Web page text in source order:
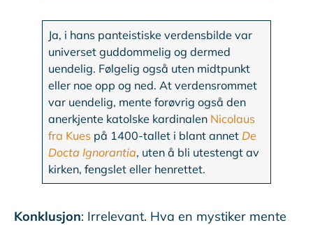
Ja, i hans panteistiske verdensbilde var
universet guddommelig og dermed
uendelig. Følgelig også uten midtpunkt
eller noe opp og ned. At verdensrommet
var uendelig, mente forøvrig også den
anerkjente katolske kardinalen Nicolaus
fra Kues på 1400-tallet i blant annetDe
Docta Ignorantia, uten å bli utestengt av
kirken, fengslet eller henrettet.
Konklusjon: Irrelevant. Hva en mystiker mente